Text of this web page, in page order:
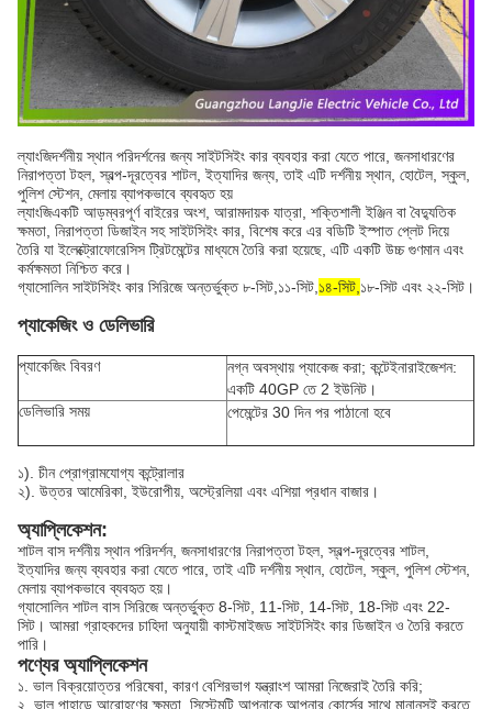
ল্যাংজিদর্শনীয় স্থান পরিদর্শনের জন্য সাইটসিইং কার ব্যবহার করা যেতে পারে, জনসাধারণের
নিরাপত্তা টহল, স্বল্প-দূরত্বের শাটল, ইত্যাদির জন্য, তাই এটি দর্শনীয় স্থান, হোটেল, স্কুল,
পুলিশ স্টেশন, মেলায় ব্যাপকভাবে ব্যবহৃত হয়
ল্যাংজিএকটি আড়ম্বরপূর্ণ বাইরের অংশ, আরামদায়ক যাত্রা, শক্তিশালী ইঞ্জিন বা বৈদ্যুতিক
ক্ষমতা, নিরাপত্তা ডিজাইন সহ সাইটসিইং কার, বিশেষ করে এর বডিটি ইস্পাত প্লেট দিয়ে
তৈরি যা ইলেক্ট্রোফোরেসিস ট্রিটমেন্টের মাধ্যমে তৈরি করা হয়েছে, এটি একটি উচ্চ গুণমান এবং
কর্মক্ষমতা নিশ্চিত করে।
গ্যাসোলিন সাইটসিইং কার সিরিজে অন্তর্ভুক্ত৮-সিট ,১১-সিট, ১৪-সিট, ১৮-সিট এবং ২২-সিট।
প্যাকেজিং ও ডেলিভারি
প্যাকেজিং বিবরণ
নগ্ন অবস্থায় প্যাকেজ করা; কন্টেইনারাইজেশন:
একটি 40GP তে 2 ইউনিট।
ডেলিভারি সময়
পেমেন্টের 30 দিন পর পাঠানো হবে
১). চীন প্রোগ্রামযোগ্য কন্ট্রোলার
২). উত্তর আমেরিকা, ইউরোপীয়, অস্ট্রেলিয়া এবং এশিয়া প্রধান বাজার।
অ্যাপ্লিকেশন:
শাটল বাস দর্শনীয় স্থান পরিদর্শন, জনসাধারণের নিরাপত্তা টহল, স্বল্প-দূরত্বের শাটল,
ইত্যাদির জন্য ব্যবহার করা যেতে পারে, তাই এটি দর্শনীয় স্থান, হোটেল, স্কুল, পুলিশ স্টেশন,
মেলায় ব্যাপকভাবে ব্যবহৃত হয়।
গ্যাসোলিন শাটল বাস সিরিজে অন্তর্ভুক্ত 8-সিট, 11-সিট, 14-সিট, 18-সিট এবং 22-
সিট। আমরা গ্রাহকদের চাহিদা অনুযায়ী কাস্টমাইজড সাইটসিইং কার ডিজাইন ও তৈরি করতে
পারি।
পণ্যের অ্যাপ্লিকেশন
১. ভাল বিক্রয়োত্তর পরিষেবা, কারণ বেশিরভাগ যন্ত্রাংশ আমরা নিজেরাই তৈরি করি;
২. ভাল পাহাড়ে আরোহণের ক্ষমতা, সিস্টেমটি আপনাকে আপনার কোর্সের সাথে মানানসই করতে